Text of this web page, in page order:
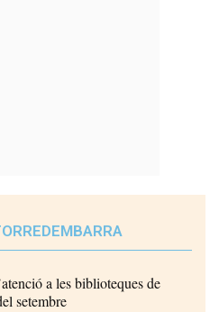
a les biblioteques de
setembre